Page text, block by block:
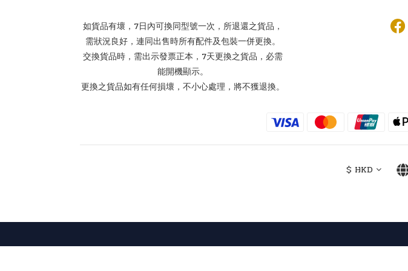
如貨品有壞，7日內可換同型號一次，所退還之貨品，
需狀況良好，連同出售時所有配件及包裝一併更換。
交換貨品時，需出示發票正本，7天更換之貨品，必需
能開機顯示。
更換之貨品如有任何損壞，不小心處理，將不獲退換。
$ HKD